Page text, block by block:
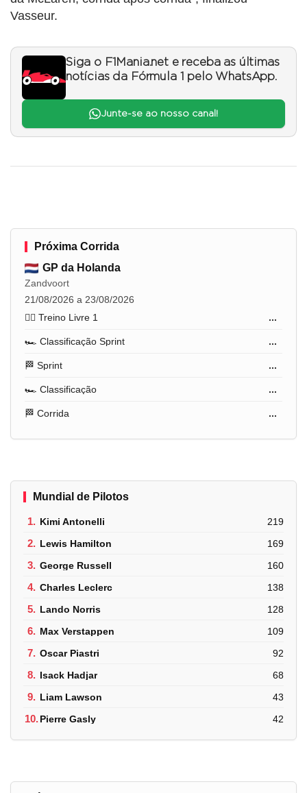
Vasseur.
Siga o F1Mania.net e receba as últimas
notícias da Fórmula 1 pelo WhatsApp.
Junte-se ao nosso canal!
Próxima Corrida
GP da Holanda
Zandvoort
21/08/2026 a 23/08/2026
🏋️‍♂️ Treino Livre 1
...
🏎️ Classificação Sprint ...
🏁 Sprint ...
🏎️ Classificação ...
🏁 Corrida ...
Mundial de Pilotos
1. Kimi Antonelli 219
2. Lewis Hamilton 169
3. George Russell 160
4. Charles Leclerc 138
5. Lando Norris 128
6. Max Verstappen 109
7. Oscar Piastri 92
8. Isack Hadjar 68
9. Liam Lawson 43
10.Pierre Gasly 42